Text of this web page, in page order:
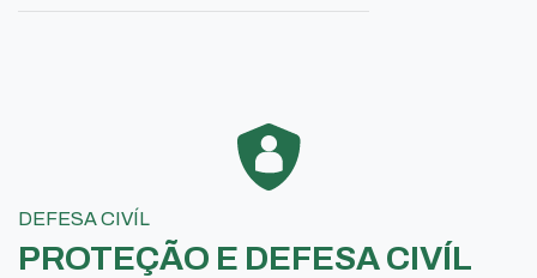
DEFESA CIVÍL
PROTEÇÃO E DEFESA CIVÍL